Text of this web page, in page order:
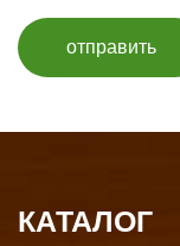
отправить
КАТАЛОГ